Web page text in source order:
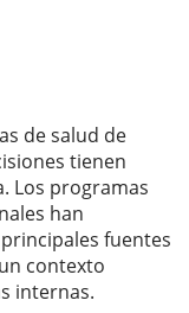
de salud de
tienen
Los programas
han
fuentes
contexto
internas.